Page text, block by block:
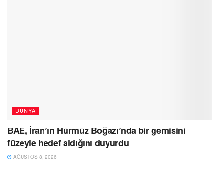
DÜNYA
BAE, İran’ın Hürmüz Boğazı’nda bir gemisini
füzeyle hedef aldığını duyurdu
AĞUSTOS 8, 2026